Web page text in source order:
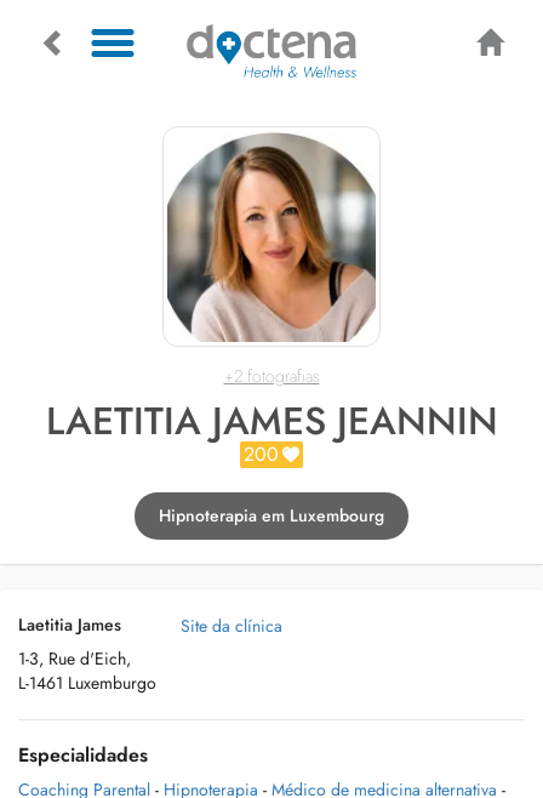
+2 fotografias
LAETITIA JAMES JEANNIN
200
Hipnoterapia em Luxembourg
Laetitia James
1-3, Rue d'Eich,
L-1461 Luxemburgo
Site da clínica
Especialidades
Coaching Parental - Hipnoterapia - Médico de medicina alternativa -